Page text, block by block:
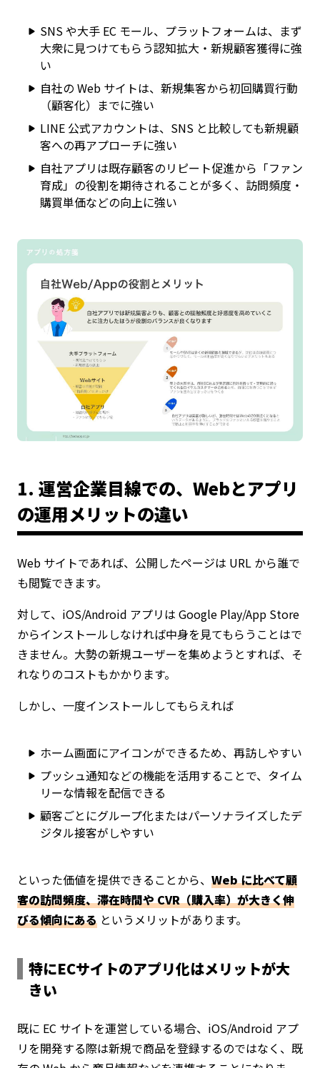
SNS や大手 EC モール、プラットフォームは、まず
大衆に見つけてもらう認知拡大・新規顧客獲得に強
い
自社の Web サイトは、新規集客から初回購買行動
（顧客化）までに強い
LINE 公式アカウントは、SNS と比較しても新規顧
客への再アプローチに強い
自社アプリは既存顧客のリピート促進から「ファン
育成」の役割を期待されることが多く、訪問頻度・
購買単価などの向上に強い
1. 運営企業目線での、Webとアプリ
の運用メリットの違い
Web サイトであれば、公開したページは URL から誰で
も閲覧できます。
対して、iOS/Android アプリは Google Play/App Store
からインストールしなければ中身を見てもらうことはで
きません。大勢の新規ユーザーを集めようとすれば、そ
れなりのコストもかかります。
しかし、一度インストールしてもらえれば
ホーム画面にアイコンができるため、再訪しやすい
プッシュ通知などの機能を活用することで、タイム
リーな情報を配信できる
顧客ごとにグループ化またはパーソナライズしたデ
ジタル接客がしやすい
といった価値を提供できることから、 Web に比べて顧
客の訪問頻度、滞在時間や CVR（購入率）が大きく伸
びる傾向にある というメリットがあります。
特にECサイトのアプリ化はメリットが大
きい
既に EC サイトを運営している場合、iOS/Android アプ
リを開発する際は新規で商品を登録するのではなく、既